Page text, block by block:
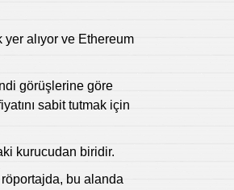
alıyor ve Ethereum
görüşlerine göre
sabit tutmak için
kurucudan biridir.
röportajda, bu alanda